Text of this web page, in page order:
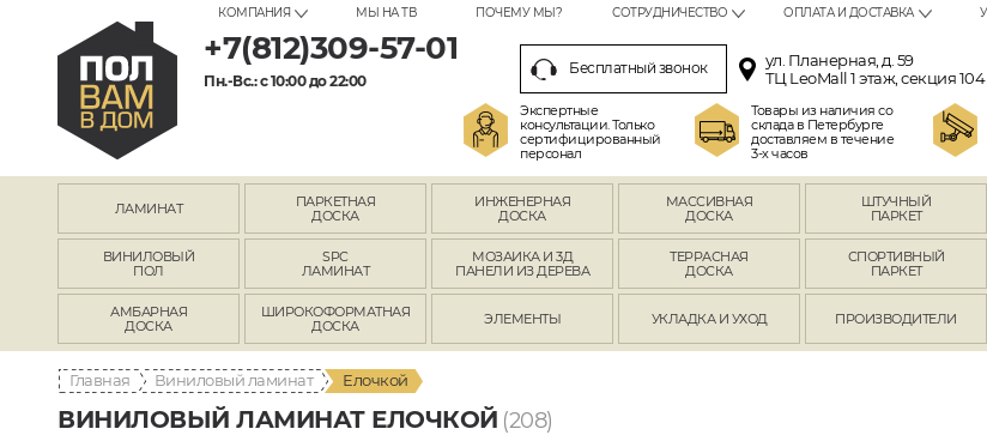
КОМПАНИЯ МЫ НА ТВ ПОЧЕМУ МЫ? СОТРУДНИЧЕСТВО ОПЛАТА И ДОСТАВКА
+7(812)309-57-01
Пн.-Вс.: с 10:00 до 22:00
Бесплатный звонок
ул. Планерная, д. 59
ТЦ LeoMall 1 этаж, секция 104
Экспертные
консультации. Только
сертифицированный
персонал
Товары из наличия со
склада в Петербурге
доставляем в течение
3-х часов
ЛАМИНАТ
ПАРКЕТНАЯ
ДОСКА
ИНЖЕНЕРНАЯ
ДОСКА
МАССИВНАЯ
ДОСКА
ШТУЧНЫЙ
ПАРКЕТ
ВИНИЛОВЫЙ
ПОЛ
SPC
ЛАМИНАТ
МОЗАИКА И 3Д
ПАНЕЛИ ИЗ ДЕРЕВА
ТЕРРАСНАЯ
ДОСКА
СПОРТИВНЫЙ
ПАРКЕТ
АМБАРНАЯ
ДОСКА
ШИРОКОФОРМАТНАЯ
ДОСКА
ЭЛЕМЕНТЫ УКЛАДКА И УХОД ПРОИЗВОДИТЕЛИ
Главная Виниловый ламинат Елочкой
ВИНИЛОВЫЙ ЛАМИНАТ ЕЛОЧКОЙ (208)